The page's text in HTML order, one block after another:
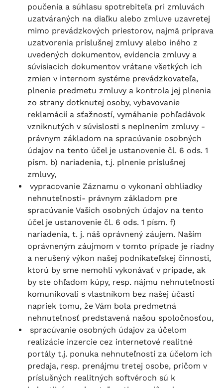
poučenia a súhlasu spotrebiteľa pri zmluvách
uzatváraných na diaľku alebo zmluve uzavretej
mimo prevádzkových priestorov, najmä príprava
uzatvorenia príslušnej zmluvy alebo iného z
uvedených dokumentov, evidencia zmluvy a
súvisiacich dokumentov vrátane všetkých ich
zmien v internom systéme prevádzkovateľa,
plnenie predmetu zmluvy a kontrola jej plnenia
zo strany dotknutej osoby, vybavovanie
reklamácií a sťažností, vymáhanie pohľadávok
vzniknutých v súvislosti s neplnením zmluvy -
právnym základom na spracúvanie osobných
údajov na tento účel je ustanovenie čl. 6 ods. 1
písm. b) nariadenia, t.j. plnenie príslušnej
zmluvy,
vypracovanie Záznamu o vykonaní obhliadky
nehnuteľnosti- právnym základom pre
spracúvanie Vašich osobných údajov na tento
účel je ustanovenie čl. 6 ods. 1 písm. f)
nariadenia, t. j. náš oprávnený záujem. Naším
oprávneným záujmom v tomto prípade je riadny
a nerušený výkon našej podnikateľskej činnosti,
ktorú by sme nemohli vykonávať v prípade, ak
by ste ohľadom kúpy, resp. nájmu nehnuteľnosti
komunikovali s vlastníkom bez našej účasti
napriek tomu, že Vám bola predmetná
nehnuteľnosť predstavená našou spoločnosťou,
spracúvanie osobných údajov za účelom
realizácie inzercie cez internetové realitné
portály t.j. ponuka nehnuteľností za účelom ich
predaja, resp. prenájmu tretej osobe, pričom v
príslušných realitných softvéroch sú k